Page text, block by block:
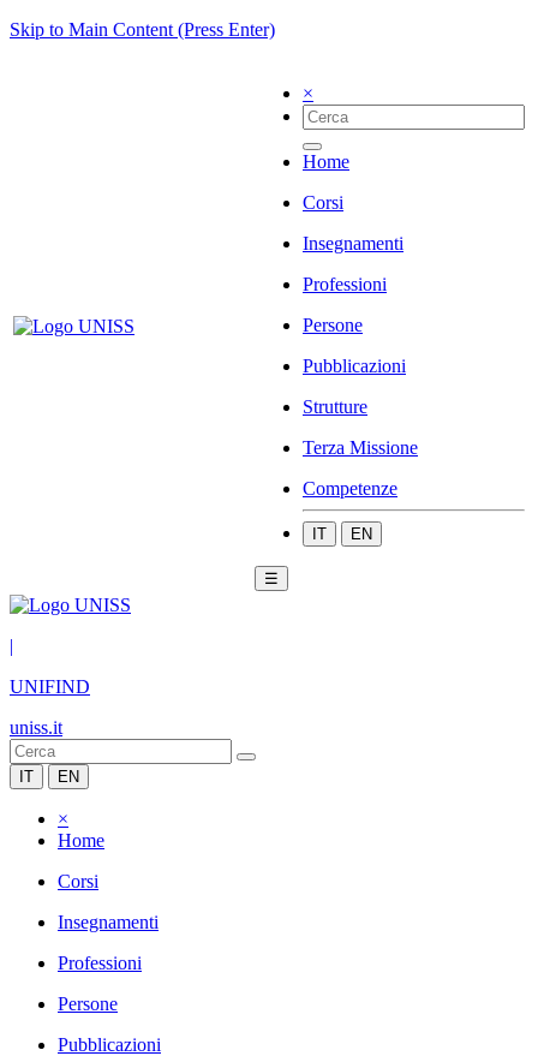
Skip to Main Content (Press Enter)
×
Home
Corsi
Insegnamenti
Professioni
Persone
Pubblicazioni
Strutture
Terza Missione
Competenze
IT EN
☰
|
UNIFIND
uniss.it
IT EN
×
Home
Corsi
Insegnamenti
Professioni
Persone
Pubblicazioni